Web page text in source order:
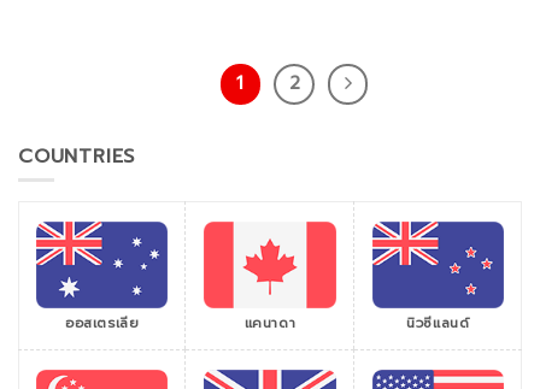
1 2
COUNTRIES
ออสเตรเลีย แคนาดา นิวซีแลนด์